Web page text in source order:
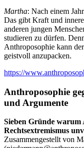
Martha: Nach einem
Das gibt Kraft und
anderen jungen
studieren zu dürfen.
Anthroposophie kann
geistvoll anzupacken.
https://
Anthroposophie
und Argumente
Sieben Gründe warum
Rechtsextremismus
Zusammengestellt von